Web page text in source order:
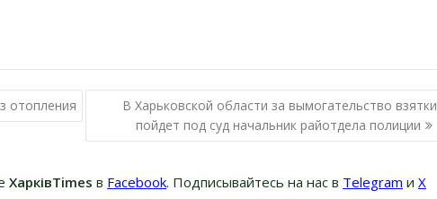
отопления
В Харьковской области за вымогательство взятки
пойдет под суд начальник райотдела полиции
ХарківTimes в Facebook. Подписывайтесь на нас в Telegram и Х